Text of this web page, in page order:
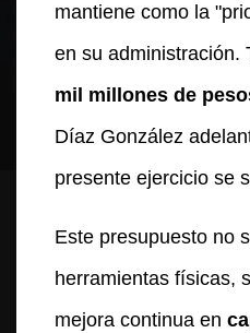
mantiene como la
en su administración.
mil millones de
Díaz González
presente ejercicio se
Este presupuesto no
herramientas físicas,
mejora continua en